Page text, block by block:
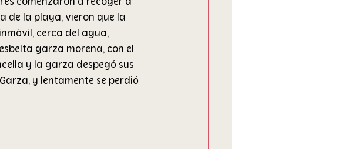
de la playa, vieron que la
cerca del agua,
garza morena, con el
y la garza despegó sus
y lentamente se perdió